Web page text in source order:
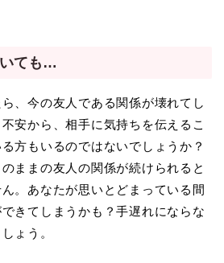
ても…
、今の友人である関係が壊れてし
安から、相手に気持ちを伝えるこ
方もいるのではないでしょうか？
ままの友人の関係が続けられると
。あなたが思いとどまっている間
きてしまうかも？手遅れにならな
ょう。